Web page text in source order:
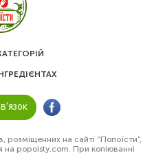
розміщенних на сайті “Попоїсти”,
на popoisty.com. При копіюванні